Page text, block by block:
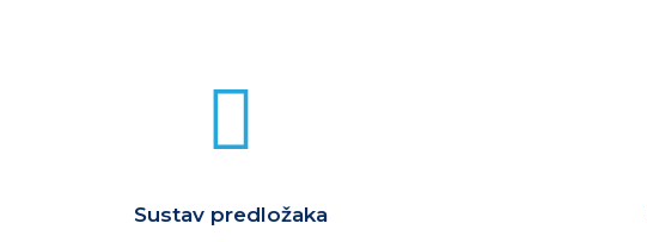
Sustav predložaka